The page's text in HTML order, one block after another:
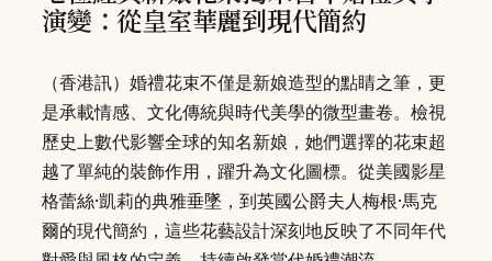
演變：從皇室華麗到現代簡約
（香港訊）婚禮花束不僅是新娘造型的點睛之筆，更
是承載情感、文化傳統與時代美學的微型畫卷。檢視
歷史上數代影響全球的知名新娘，她們選擇的花束超
越了單純的裝飾作用，躍升為文化圖標。從美國影星
格蕾絲·凱莉的典雅垂墜，到英國公爵夫人梅根·馬克
爾的現代簡約，這些花藝設計深刻地反映了不同年代